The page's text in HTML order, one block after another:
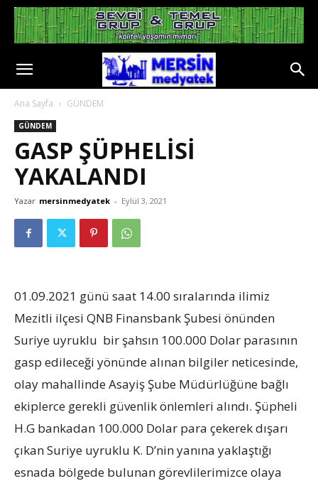
Ana Sayfa GÜNDEM
GÜNDEM
GASP ŞÜPHELİSİ
YAKALANDI
Yazar mersinmedyatek - Eylül 3, 2021
01.09.2021 günü saat 14.00 sıralarında ilimiz
Mezitli ilçesi QNB Finansbank Şubesi önünden
Suriye uyruklu bir şahsın 100.000 Dolar parasının
gasp edileceği yönünde alınan bilgiler neticesinde,
olay mahallinde Asayiş Şube Müdürlüğüne bağlı
ekiplerce gerekli güvenlik önlemleri alındı. Şüpheli
H.G bankadan 100.000 Dolar para çekerek dışarı
çıkan Suriye uyruklu K. D’nin yanına yaklaştığı
esnada bölgede bulunan görevlilerimizce olaya